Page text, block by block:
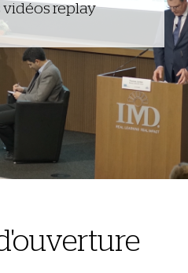
vidéos replay